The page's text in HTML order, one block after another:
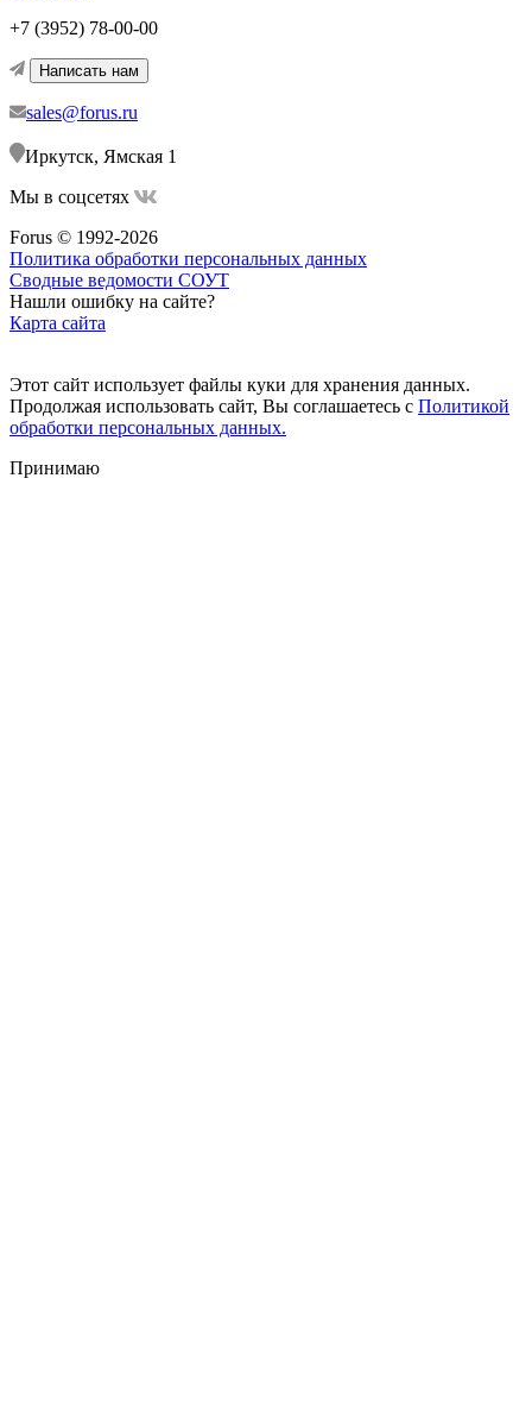
+7 (3952) 78-00-00
Написать нам
sales@forus.ru
Иркутск, Ямская 1
Мы в соцсетях
Forus © 1992-2026
Политика обработки персональных данных
Сводные ведомости СОУТ
Нашли ошибку на сайте?
Карта сайта
Этот сайт использует файлы куки для хранения данных.
Продолжая использовать сайт, Вы соглашаетесь с Политикой
обработки персональных данных.
Принимаю